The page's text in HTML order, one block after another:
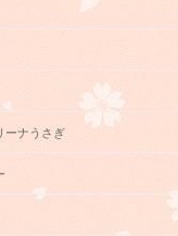
ーナうさぎ